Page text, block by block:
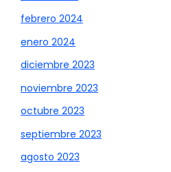
febrero 2024
enero 2024
diciembre 2023
noviembre 2023
octubre 2023
septiembre 2023
agosto 2023